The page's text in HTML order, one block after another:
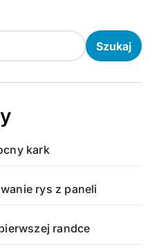
Szukaj
kark
rys z paneli
randce